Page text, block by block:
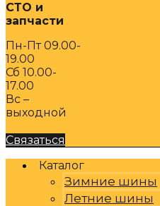
СТО и
запчасти
Пн-Пт 09.00-
19.00
Сб 10.00-
17.00
Вс –
выходной
Связаться
Каталог
Зимние шины
Летние шины